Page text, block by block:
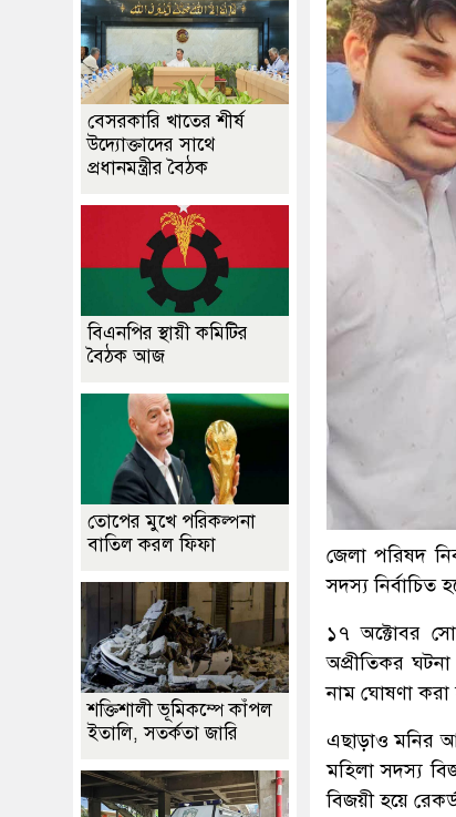
জেলা পরিষদ
সদস্য নির্বাচিত
১৭ অক্টোবর
অপ্রীতিকর ঘটনা
নাম ঘোষণা
এছাড়াও মনির
মহিলা সদস্য
বিজয়ী হয়ে
বেসরকারি খাতের শীর্ষ
উদ্যোক্তাদের সাথে
প্রধানমন্ত্রীর বৈঠক
বিএনপির স্থায়ী কমিটির
বৈঠক আজ
তোপের মুখে পরিকল্পনা
বাতিল করল ফিফা
শক্তিশালী ভূমিকম্পে কাঁপল
ইতালি, সতর্কতা জারি